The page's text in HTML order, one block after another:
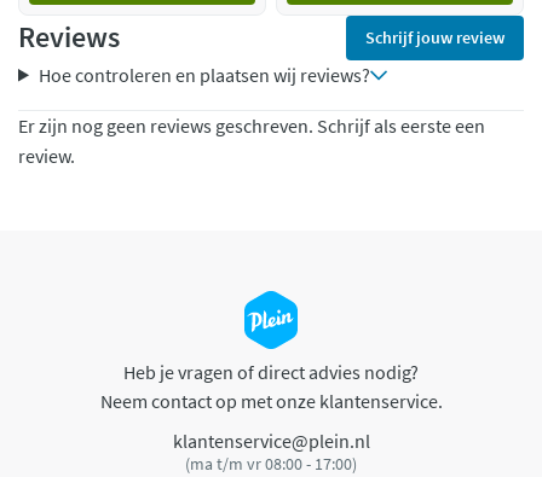
Reviews Schrijf jouw review
Hoe controleren en plaatsen wij reviews?
Er zijn nog geen reviews geschreven. Schrijf als eerste een
review.
Heb je vragen of direct advies nodig?
Neem contact op met onze klantenservice.
klantenservice@plein.nl
(ma t/m vr 08:00 - 17:00)